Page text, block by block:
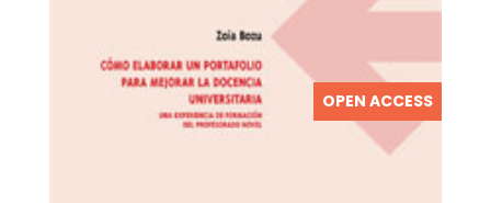
OPEN ACCESS